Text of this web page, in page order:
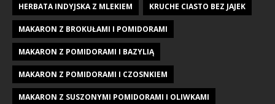
HERBATA INDYJSKA Z MLEKIEM KRUCHE CIASTO BEZ JAJEK
MAKARON Z BROKUŁAMI I POMIDORAMI
MAKARON Z POMIDORAMI I BAZYLIĄ
MAKARON Z POMIDORAMI I CZOSNKIEM
MAKARON Z SUSZONYMI POMIDORAMI I OLIWKAMI